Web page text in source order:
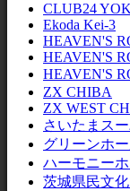
CLUB24
Ekoda Kei-3
HEAVEN'S
HEAVEN'S
HEAVEN'S
ZX CHIBA
ZX WEST
さいたまス
グリーンホ
ハーモニー
茨城県民文